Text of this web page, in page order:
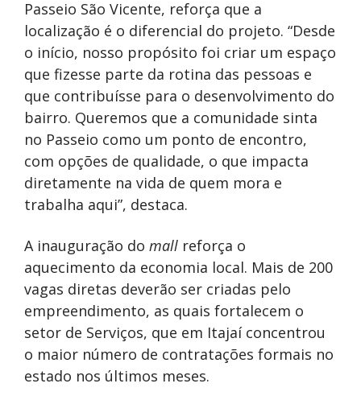
Passeio São Vicente, reforça que a
localização é o diferencial do projeto. “Desde
o início, nosso propósito foi criar um espaço
que fizesse parte da rotina das pessoas e
que contribuísse para o desenvolvimento do
bairro. Queremos que a comunidade sinta
no Passeio como um ponto de encontro,
com opções de qualidade, o que impacta
diretamente na vida de quem mora e
trabalha aqui”, destaca.
A inauguração do mall reforça o
aquecimento da economia local. Mais de 200
vagas diretas deverão ser criadas pelo
empreendimento, as quais fortalecem o
setor de Serviços, que em Itajaí concentrou
o maior número de contratações formais no
estado nos últimos meses.